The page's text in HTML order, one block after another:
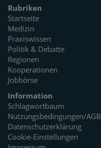
Rubriken
Startseite
Medizin
Praxiswissen
Politik & Debatte
Regionen
Kooperationen
Jobbörse
Information
Schlagwortbaum
Nutzungsbedingungen/AGB
Datenschutzerklärung
Cookie-Einstellungen